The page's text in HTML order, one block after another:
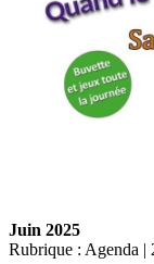
Juin 2025
Rubrique : Agenda |